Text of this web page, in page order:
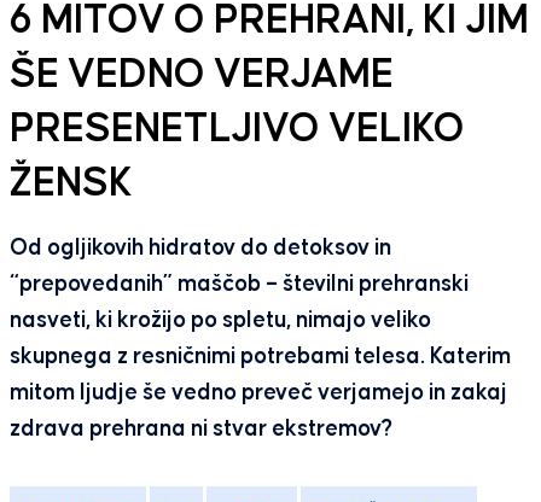
6 MITOV O PREHRANI, KI JIM
ŠE VEDNO VERJAME
PRESENETLJIVO VELIKO
ŽENSK
Od ogljikovih hidratov do detoksov in
“prepovedanih” maščob – številni prehranski
nasveti, ki krožijo po spletu, nimajo veliko
skupnega z resničnimi potrebami telesa. Katerim
mitom ljudje še vedno preveč verjamejo in zakaj
zdrava prehrana ni stvar ekstremov?